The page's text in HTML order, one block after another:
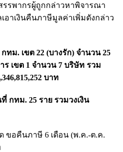
รรพากรผู้ถูกกล่าวหาพิจารณา
อาเงินคืนภาษีมูลค่าเพิ่มดังกล่าว
ทม. เขต 22 (บางรัก) จำนวน 25
เขต 1 จำนวน 7 บริษัท รวม
บาท
กทม. 25 ราย รวมวงเงิน
ขอคืนภาษี 6 เดือน (พ.ค.-ต.ค.